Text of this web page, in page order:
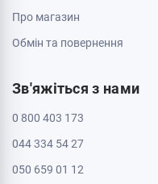
Про магазин
Обмін та повернення
Зв'яжіться з нами
0 800 403 173
044 334 54 27
050 659 01 12